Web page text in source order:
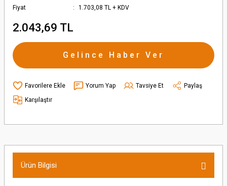
Fiyat
1.703,08 TL + KDV
2.043,69 TL
Gelince Haber Ver
Yorum Yap Tavsiye Et
Paylaş
Karşılaştır
Ürün Bilgisi